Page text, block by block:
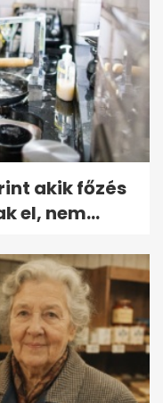
akik főzés
el, nem...